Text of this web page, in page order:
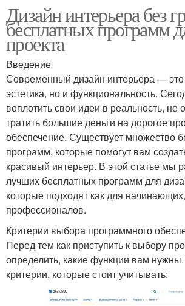
Дизайн интерьера без
бесплатных программ
проекта
Введение
Современный дизайн интерьера — это
эстетика, но и функциональность.
воплотить свои идеи в реальность, не
тратить большие деньги на дорогое
обеспечение. Существует множество
программ, которые помогут вам
красивый интерьер. В этой статье мы
лучших бесплатных программ для
которые подходят как для
профессионалов.
Критерии выбора программного
Перед тем как приступить к выбору
определить, какие функции вам
критерии, которые стоит учитывать: